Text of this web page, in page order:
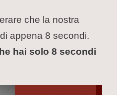
che la nostra
appena 8 secondi.
hai solo 8 secondi